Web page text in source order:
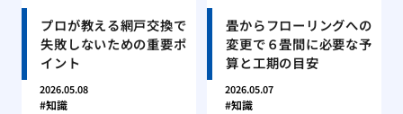
プロが教える網戸交換で
失敗しないための重要ポ
イント
2026.05.08
知識
畳からフローリングへの
変更で６畳間に必要な予
算と工期の目安
2026.05.07
知識